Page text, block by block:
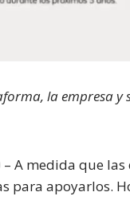
la empresa
– A medida que
para apoyarlos.